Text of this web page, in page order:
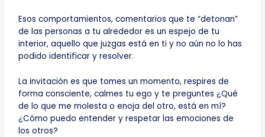
Esos comportamientos, comentarios que te “detonan”
de las personas a tu alrededor es un espejo de tu
interior, aquello que juzgas está en ti y no aún no lo has
podido identificar y resolver.
La invitación es que tomes un momento, respires de
forma consciente, calmes tu ego y te preguntes ¿Qué
de lo que me molesta o enoja del otro, está en mí?
¿Cómo puedo entender y respetar las emociones de
los otros?